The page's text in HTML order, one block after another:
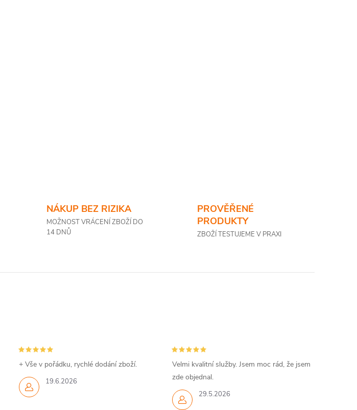
NÁKUP BEZ RIZIKA
MOŽNOST VRÁCENÍ ZBOŽÍ DO
14 DNŮ
PROVĚŘENÉ
PRODUKTY
ZBOŽÍ TESTUJEME V PRAXI
19.6.2026
+ Vše v pořádku, rychlé dodání zboží.
29.5.2026
Velmi kvalitní služby. Jsem moc rád, že jsem
zde objednal.